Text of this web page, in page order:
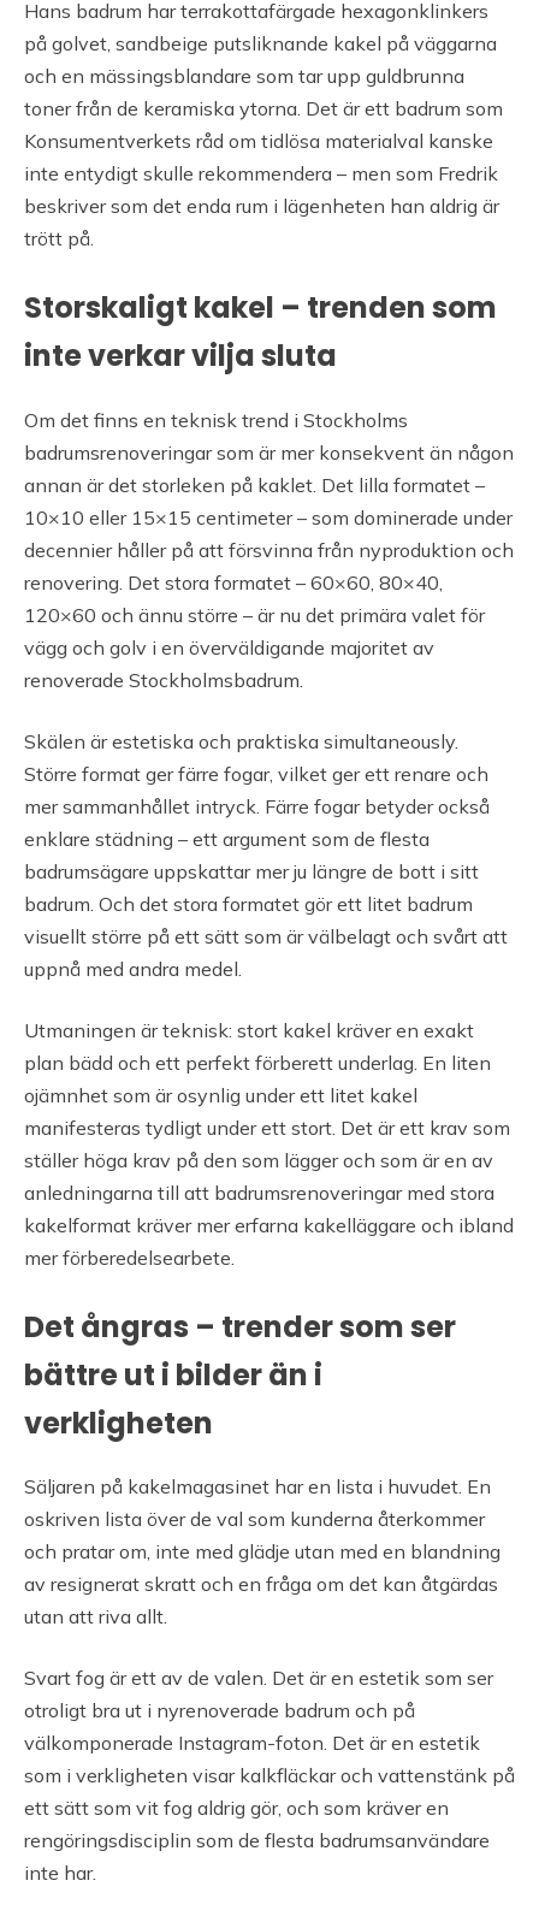
Hans badrum har terrakottafärgade hexagonklinkers
på golvet, sandbeige putsliknande kakel på väggarna
och en mässingsblandare som tar upp guldbrunna
toner från de keramiska ytorna. Det är ett badrum som
Konsumentverkets råd om tidlösa materialval kanske
inte entydigt skulle rekommendera – men som Fredrik
beskriver som det enda rum i lägenheten han aldrig är
trött på.
Storskaligt kakel – trenden som
inte verkar vilja sluta
Om det finns en teknisk trend i Stockholms
badrumsrenoveringar som är mer konsekvent än någon
annan är det storleken på kaklet. Det lilla formatet –
10×10 eller 15×15 centimeter – som dominerade under
decennier håller på att försvinna från nyproduktion och
renovering. Det stora formatet – 60×60, 80×40,
120×60 och ännu större – är nu det primära valet för
vägg och golv i en överväldigande majoritet av
renoverade Stockholmsbadrum.
Skälen är estetiska och praktiska simultaneously.
Större format ger färre fogar, vilket ger ett renare och
mer sammanhållet intryck. Färre fogar betyder också
enklare städning – ett argument som de flesta
badrumsägare uppskattar mer ju längre de bott i sitt
badrum. Och det stora formatet gör ett litet badrum
visuellt större på ett sätt som är välbelagt och svårt att
uppnå med andra medel.
Utmaningen är teknisk: stort kakel kräver en exakt
plan bädd och ett perfekt förberett underlag. En liten
ojämnhet som är osynlig under ett litet kakel
manifesteras tydligt under ett stort. Det är ett krav som
ställer höga krav på den som lägger och som är en av
anledningarna till att badrumsrenoveringar med stora
kakelformat kräver mer erfarna kakelläggare och ibland
mer förberedelsearbete.
Det ångras – trender som ser
bättre ut i bilder än i
verkligheten
Säljaren på kakelmagasinet har en lista i huvudet. En
oskriven lista över de val som kunderna återkommer
och pratar om, inte med glädje utan med en blandning
av resignerat skratt och en fråga om det kan åtgärdas
utan att riva allt.
Svart fog är ett av de valen. Det är en estetik som ser
otroligt bra ut i nyrenoverade badrum och på
välkomponerade Instagram-foton. Det är en estetik
som i verkligheten visar kalkfläckar och vattenstänk på
ett sätt som vit fog aldrig gör, och som kräver en
rengöringsdisciplin som de flesta badrumsanvändare
inte har.